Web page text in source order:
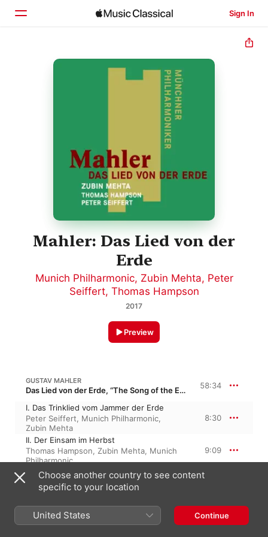
Sign In
Home
Mahler: Das Lied von der
Erde
Munich Philharmonic, Zubin Mehta, Peter
Seiffert, Thomas Hampson
2017
Preview
GUSTAV MAHLER
Das Lied von der Erde, “The Song of the Earth” 58:34
I. Das Trinklied vom Jammer der Erde
Peter Seiffert, Munich Philharmonic,
Zubin Mehta
8:30
II. Der Einsam im Herbst
Thomas Hampson, Zubin Mehta, Munich
Philharmonic
9:09
III. Von der Jugend
Zubin Mehta ,Peter Seiffert,Munich
Philharmonic
IV. Von der Schönheit
Zubin Mehta,Thomas Hampson ,Munich
Philharmonic
6:50
Choose another country to see content
specific to your location
United States Continue